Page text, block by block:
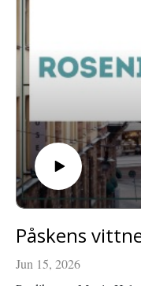
Jun 15, 2026